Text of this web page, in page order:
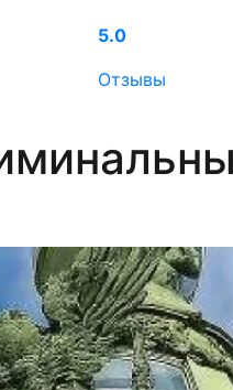
5.0
Отзывы